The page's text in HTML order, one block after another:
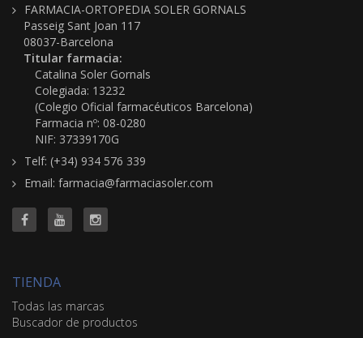
FARMACIA-ORTOPEDIA SOLER GORNALS
Passeig Sant Joan 117
08037-Barcelona
Titular farmacia:
Catalina Soler Gornals
Colegiada: 13232
(Colegio Oficial farmacéuticos Barcelona)
Farmacia nº: 08-0280
NIF: 37339170G
Telf: (+34) 934 576 339
Email: farmacia@farmaciasoler.com
TIENDA
Todas las marcas
Buscador de productos